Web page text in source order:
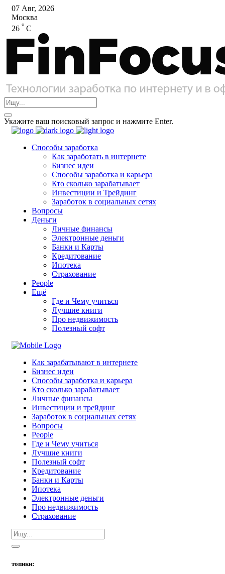
07 Авг, 2026
Москва
26 ° C
Укажите ваш поисковый запрос и нажмите Enter.
Способы заработка
Как заработать в интернете
Бизнес идеи
Способы заработка и карьера
Кто сколько зарабатывает
Инвестиции и Трейдинг
Заработок в социальных сетях
Вопросы
Деньги
Личные финансы
Электронные деньги
Банки и Карты
Кредитование
Ипотека
Страхование
People
Ещё
Где и Чему учиться
Лучшие книги
Про недвижимость
Полезный софт
Как зарабатывают в интернете
Бизнес идеи
Способы заработка и карьера
Кто сколько зарабатывает
Личные финансы
Инвестиции и трейдинг
Заработок в социальных сетях
Вопросы
People
Где и Чему учиться
Лучшие книги
Полезный софт
Кредитование
Банки и Карты
Ипотека
Электронные деньги
Про недвижимость
Страхование
топики: